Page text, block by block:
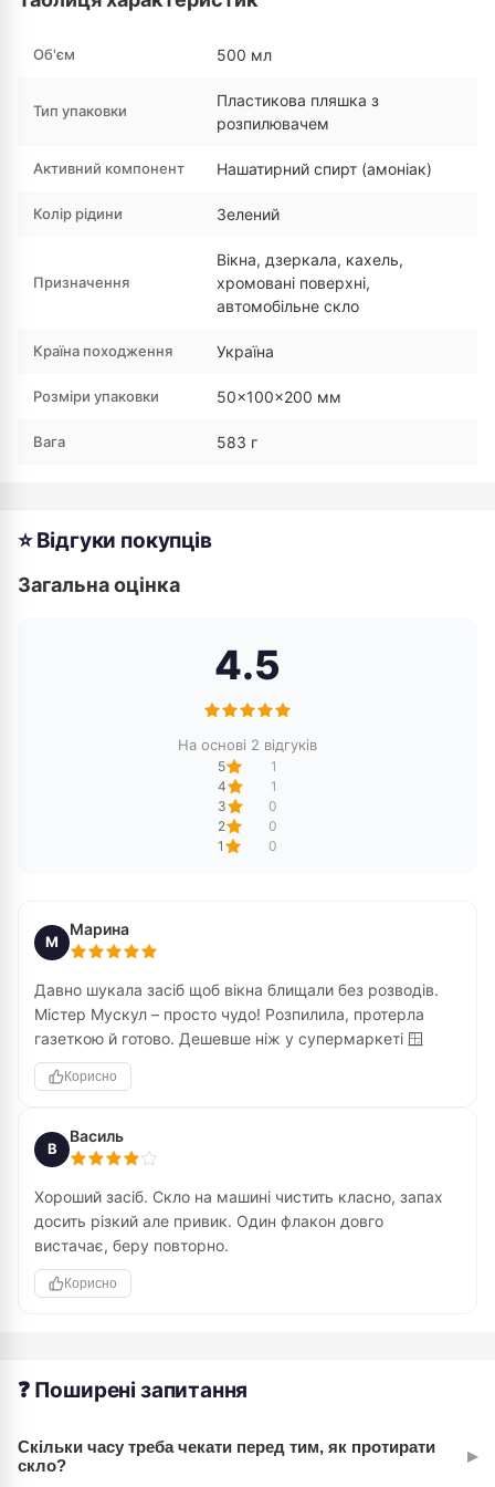
Об'єм 500 мл
Тип упаковки
Пластикова пляшка з
розпилювачем
Активний компонент Нашатирний спирт (амоніак)
Колір рідини Зелений
Призначення
Вікна, дзеркала, кахель,
хромовані поверхні,
автомобільне скло
Країна походження Україна
Розміри упаковки 50×100×200 мм
Вага 583 г
⭐ Відгуки покупців
Загальна оцінка
4.5
На основі 2 відгуків
5
1
4
1
3
0
2
0
1
0
М
Марина
Давно шукала засіб щоб вікна блищали без розводів.
Містер Мускул – просто чудо! Розпилила, протерла
газеткою й готово. Дешевше ніж у супермаркеті 🪟
Корисно
В
Василь
Хороший засіб. Скло на машині чистить класно, запах
досить різкий але привик. Один флакон довго
вистачає, беру повторно.
Корисно
❓ Поширені запитання
Скільки часу треба чекати перед тим, як протирати
скло?
▸